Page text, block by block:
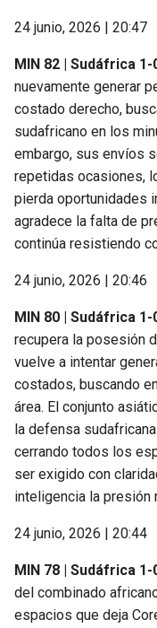
24 junio, 2026 | 20:47
MIN 82 | Sudáfrica
nuevamente generar
costado derecho,
sudafricano en los
embargo, sus envíos
repetidas ocasiones,
pierda oportunidades
agradece la falta de
continúa resistiendo
24 junio, 2026 | 20:46
MIN 80 | Sudáfrica
recupera la posesión
vuelve a intentar
costados, buscando
área. El conjunto
la defensa
cerrando todos los
ser exigido con
inteligencia la presión
24 junio, 2026 | 20:44
MIN 78 | Sudáfrica
del combinado
espacios que deja